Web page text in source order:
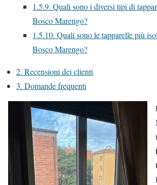
1.5.9. Quali sono i diversi tipi di
Bosco Marengo?
1.5.10. Quali sono le tapparelle più
Bosco Marengo?
2. Recensioni dei clienti
3. Domande frequenti